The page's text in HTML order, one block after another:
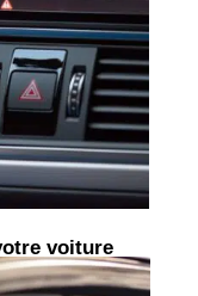
voiture